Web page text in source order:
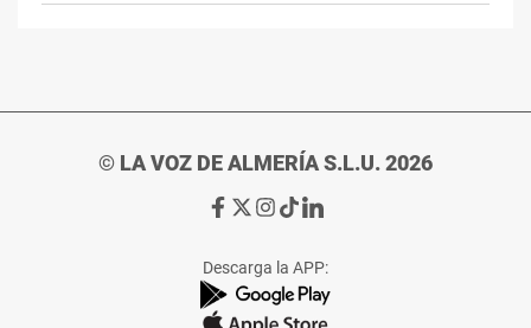
© LA VOZ DE ALMERÍA S.L.U. 2026
Ir
de
La
Ir
de
La
Ir
de
La
Ir
de
La
Ir
de
La
Descarga la APP: